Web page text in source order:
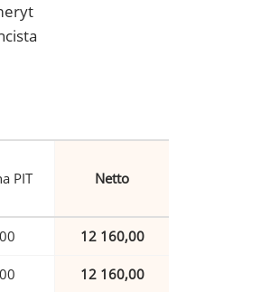
PIT Netto
12 160,00
12 160,00